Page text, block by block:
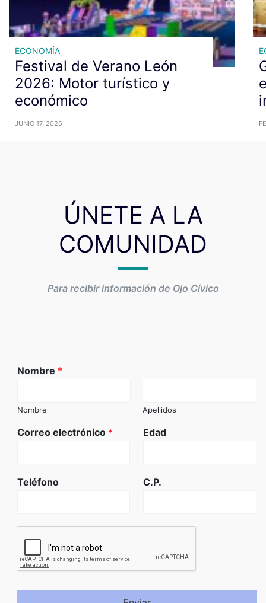
ECONOMÍA
Festival de Verano León
2026: Motor turístico y
económico
JUNIO 17, 2026
ÚNETE A LA
COMUNIDAD
Para recibir información de Ojo Cívico
Nombre *
Nombre Apellidos
Correo electrónico * Edad
Teléfono C.P.